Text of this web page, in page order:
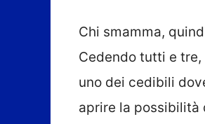
Chi smamma,
Cedendo tutti e
uno dei cedibili
aprire la possibilità